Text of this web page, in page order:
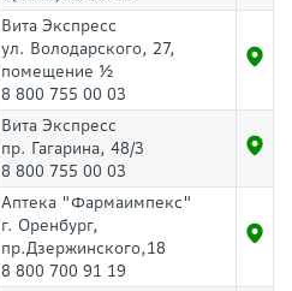
Вита Экспресс
ул. Володарского, 27,
помещение ½
8 800 755 00 03
Вита Экспресс
пр. Гагарина, 48/3
8 800 755 00 03
Аптека "Фармаимпекс"
г. Оренбург,
пр.Дзержинского,18
8 800 700 91 19